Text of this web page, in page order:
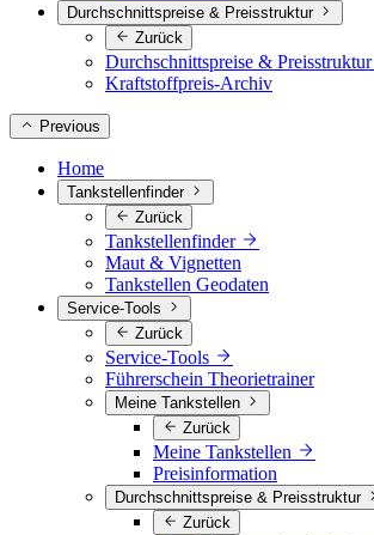
Durchschnittspreise & Preisstruktur
Zurück
Durchschnittspreise & Preisstruktur
Kraftstoffpreis-Archiv
Previous
Home
Tankstellenfinder
Zurück
Tankstellenfinder
Maut & Vignetten
Tankstellen Geodaten
Service-Tools
Zurück
Service-Tools
Führerschein Theorietrainer
Meine Tankstellen
Zurück
Meine Tankstellen
Preisinformation
Durchschnittspreise & Preisstruktur
Zurück